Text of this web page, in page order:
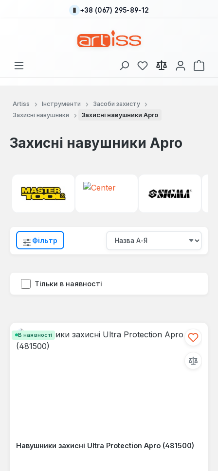
Перейти до основного вмісту
+38 (067) 295-89-12
У вас є 0 у списку
Artiss Інструменти
Засоби захисту
Захисні навушники
Захисні навушники Apro
Захисні навушники Apro
Фільтр
Тільки в наявності
В наявності
Навушники захисні Ultra Protection Apro (481500)